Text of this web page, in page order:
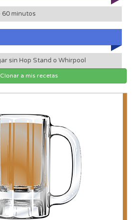
minutos
sin Hop Stand o Whirpool
Clonar a mis recetas